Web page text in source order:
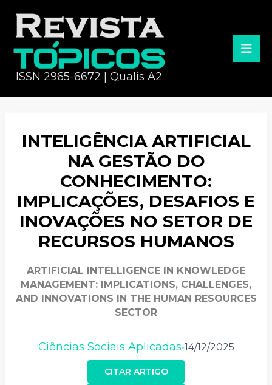
ISSN 2965-6672 | Qualis A2
INTELIGÊNCIA ARTIFICIAL
NA GESTÃO DO
CONHECIMENTO:
IMPLICAÇÕES, DESAFIOS E
INOVAÇÕES NO SETOR DE
RECURSOS HUMANOS
ARTIFICIAL INTELLIGENCE IN KNOWLEDGE
MANAGEMENT: IMPLICATIONS, CHALLENGES,
AND INNOVATIONS IN THE HUMAN RESOURCES
SECTOR
Ciências Sociais Aplicadas•14/12/2025
CITAR ARTIGO